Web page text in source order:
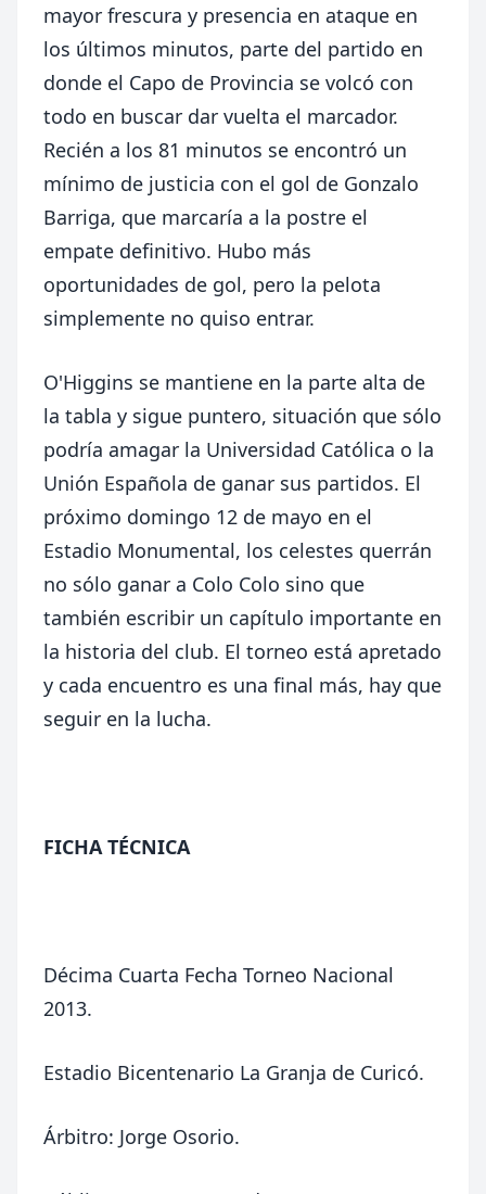
mayor frescura y presencia en ataque en
los últimos minutos, parte del partido en
donde el Capo de Provincia se volcó con
todo en buscar dar vuelta el marcador.
Recién a los 81 minutos se encontró un
mínimo de justicia con el gol de Gonzalo
Barriga, que marcaría a la postre el
empate definitivo. Hubo más
oportunidades de gol, pero la pelota
simplemente no quiso entrar.
O'Higgins se mantiene en la parte alta de
la tabla y sigue puntero, situación que sólo
podría amagar la Universidad Católica o la
Unión Española de ganar sus partidos. El
próximo domingo 12 de mayo en el
Estadio Monumental, los celestes querrán
no sólo ganar a Colo Colo sino que
también escribir un capítulo importante en
la historia del club. El torneo está apretado
y cada encuentro es una final más, hay que
seguir en la lucha.
FICHA TÉCNICA
Décima Cuarta Fecha Torneo Nacional
2013.
Estadio Bicentenario La Granja de Curicó.
Árbitro: Jorge Osorio.